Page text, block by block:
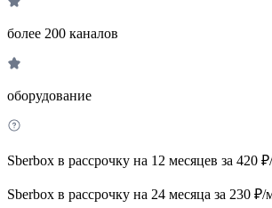
более 200 каналов
оборудование
Sberbox в рассрочку на 12 месяцев за 420
Sberbox в рассрочку на 24 месяца за 230 ₽/